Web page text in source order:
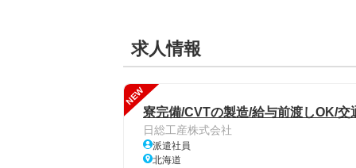
求人情報
NEW
寮完備/CVTの製造/給与前渡しOK/交
日総工産株式会社
派遣社員
北海道